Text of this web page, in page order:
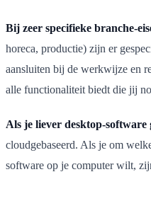
Bij zeer specifieke branche-
horeca, productie) zijn er
aansluiten bij de werkwijze en
alle functionaliteit biedt die jij
Als je liever desktop-
cloudgebaseerd. Als je om
software op je computer wilt,